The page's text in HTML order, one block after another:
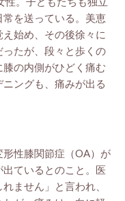
を送っている。美恵
始め、その後徐々に
たが、段々と歩くの
の内側がひどく痛む
ングも、痛みが出る
性膝関節症（OA）が
ているとのこと。医
ません」と言われ、